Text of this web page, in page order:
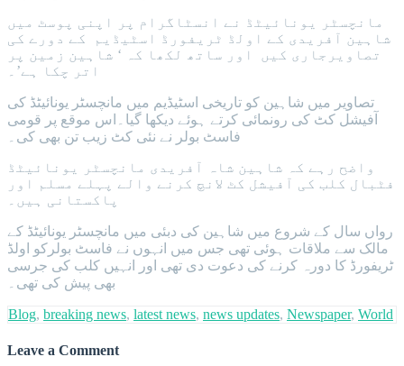
مانچسٹر یونائیٹڈ نے انسٹاگرام پر اپنی پوسٹ میں
شاہین آفریدی کے اولڈ ٹریفورڈ اسٹیڈیم کے دورے کی
تصاویرجاری کیں اور ساتھ لکھا کہ ‘ شاہین زمین پر
اتر چکا ہے’۔
تصاویر میں شاہین کو تاریخی اسٹیڈیم میں مانچسٹر یونائیٹڈ کی
آفیشل کٹ کی رونمائی کرتے ہوئے دیکھا گیا۔اس موقع پر قومی
فاسٹ بولر نے نئی کٹ زیب تن بھی کی۔
واضح رہے کہ شاہین شاہ آفریدی مانچسٹر یونائیٹڈ
فٹبال کلب کی آفیشل کٹ لانچ کرنے والے پہلے مسلم اور
پاکستانی ہیں۔
رواں سال کے شروع میں شاہین کی دبئی میں مانچسٹر یونائیٹڈ کے
مالک سے ملاقات ہوئی تھی جس میں انہوں نے فاسٹ بولرکو اولڈ
ٹریفورڈ کا دورہ کرنے کی دعوت دی تھی اور انہیں کلب کی جرسی
بھی پیش کی تھی۔
Blog, breaking news, latest news, news updates, Newspaper, World
Leave a Comment